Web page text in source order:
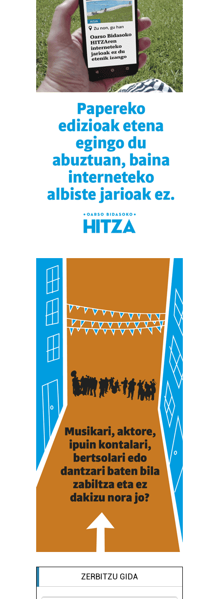
ZERBITZU GIDA